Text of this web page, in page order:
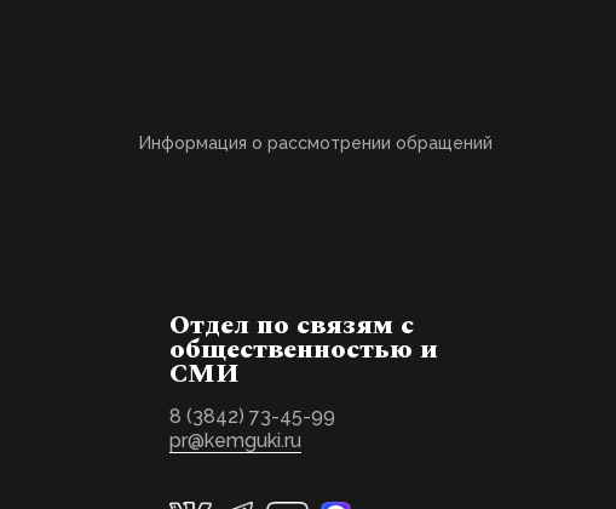
Информация о рассмотрении обращений
Отдел по связям с
общественностью и
СМИ
8 (3842) 73-45-99
pr@kemguki.ru